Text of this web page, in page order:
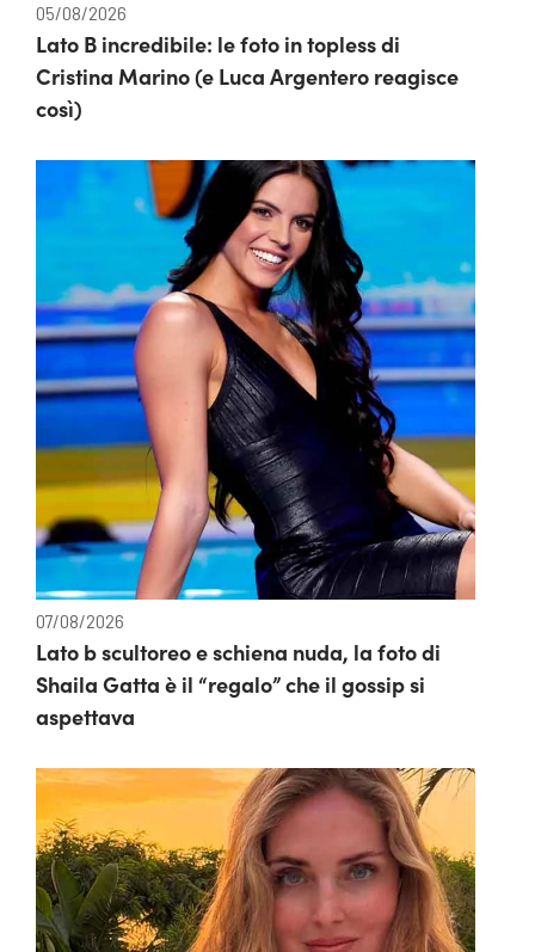
05/08/2026
Lato B incredibile: le foto in topless di
Cristina Marino (e Luca Argentero reagisce
così)
07/08/2026
Lato b scultoreo e schiena nuda, la foto di
Shaila Gatta è il “regalo” che il gossip si
aspettava